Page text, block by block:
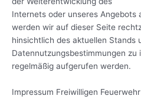
Internets oder unseres Angebots
werden wir auf dieser Seite
hinsichtlich des aktuellen Stands
Datennutzungsbestimmungen
regelmäßig aufgerufen werden.
Impressum Freiwilligen